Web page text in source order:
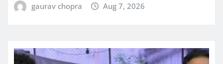
gaurav chopra Aug 7, 2026